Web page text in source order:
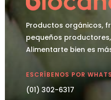
Productos orgánicos,
pequeños
Alimentarte bien es
ESCRÍBENOS POR
(01) 302-6317